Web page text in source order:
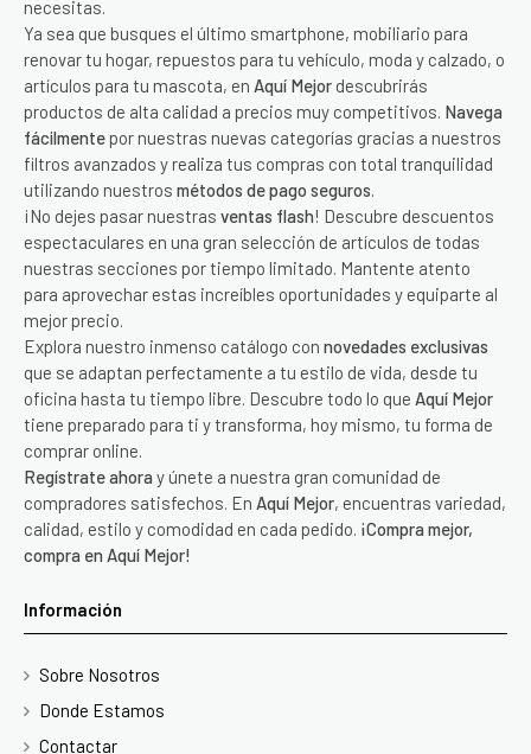
necesitas.
Ya sea que busques el último smartphone, mobiliario para
renovar tu hogar, repuestos para tu vehículo, moda y calzado, o
artículos para tu mascota, en Aquí Mejor descubrirás
productos de alta calidad a precios muy competitivos. Navega
fácilmente por nuestras nuevas categorías gracias a nuestros
filtros avanzados y realiza tus compras con total tranquilidad
utilizando nuestros métodos de pago seguros.
¡No dejes pasar nuestras ventas flash! Descubre descuentos
espectaculares en una gran selección de artículos de todas
nuestras secciones por tiempo limitado. Mantente atento
para aprovechar estas increíbles oportunidades y equiparte al
mejor precio.
Explora nuestro inmenso catálogo con novedades exclusivas
que se adaptan perfectamente a tu estilo de vida, desde tu
oficina hasta tu tiempo libre. Descubre todo lo que Aquí Mejor
tiene preparado para ti y transforma, hoy mismo, tu forma de
comprar online.
Regístrate ahora y únete a nuestra gran comunidad de
compradores satisfechos. En Aquí Mejor, encuentras variedad,
calidad, estilo y comodidad en cada pedido. ¡Compra mejor,
compra en Aquí Mejor!
Información
Sobre Nosotros
Donde Estamos
Contactar